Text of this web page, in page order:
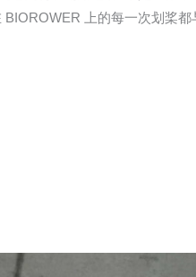
上的每一次划桨都